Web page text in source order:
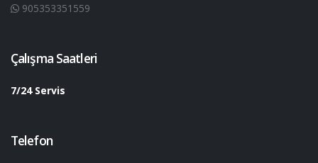
905353351559
Çalışma Saatleri
7/24 Servis
Telefon